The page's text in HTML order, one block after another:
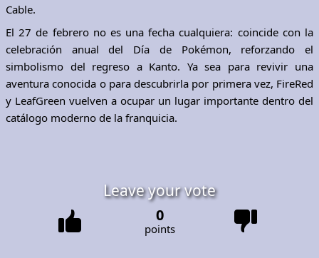
Cable.
El 27 de febrero no es una fecha cualquiera: coincide con la
celebración anual del Día de Pokémon, reforzando el
simbolismo del regreso a Kanto. Ya sea para revivir una
aventura conocida o para descubrirla por primera vez, FireRed
y LeafGreen vuelven a ocupar un lugar importante dentro del
catálogo moderno de la franquicia.
Leave your vote
0
points